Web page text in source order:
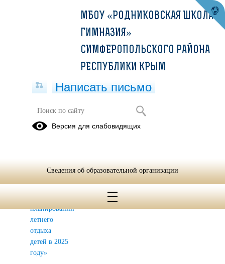
ОЗДОРОВЛЕНИЕ 2025
«Школа и
помощь
планировании
летнего
отдыха
детей в 2025
году»
МБОУ «РОДНИКОВСКАЯ ШКОЛА-
ГИМНАЗИЯ»
СИМФЕРОПОЛЬСКОГО РАЙОНА
РЕСПУБЛИКИ КРЫМ
Написать письмо
Версия для слабовидящих
Сведения об образовательной организации